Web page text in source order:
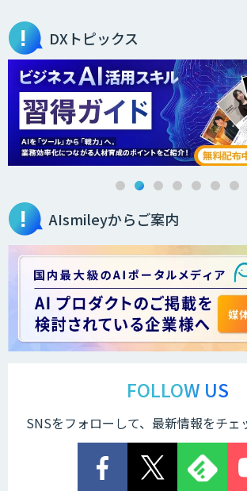
DXトピックス
AIsmileyからご案内
FOLLOW US
SNSをフォローして、最新情報をチェ